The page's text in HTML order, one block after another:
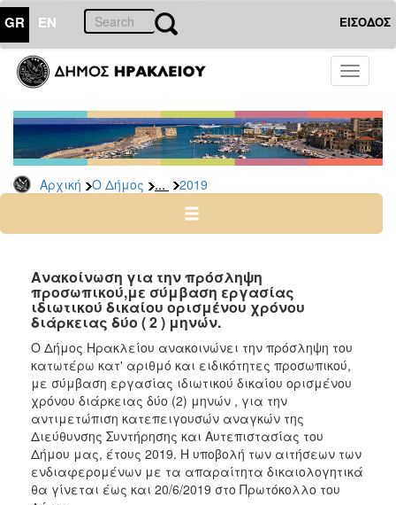
GR EN ΕΙΣΟΔΟΣ
Toggle
Αρχική Ο Δήμος ... 2019
ΔΗΜΟΣ
Προσλήψεις
Αρχείο
2026
2025
2022
2020
2019
2018
2017
2016
2015
2013
Ανακοίνωση για την πρόσληψη
προσωπικού,με σύμβαση εργασίας
ιδιωτικού δικαίου ορισμένου χρόνου
διάρκειας δύο ( 2 ) μηνών.
Ο Δήμος Ηρακλείου ανακοινώνει την πρόσληψη του
κατωτέρω κατ' αριθμό και ειδικότητες προσωπικού,
με σύμβαση εργασίας ιδιωτικού δικαίου ορισμένου
χρόνου διάρκειας δύο (2) μηνών , για την
αντιμετώπιση κατεπειγουσών αναγκών της
Διεύθυνσης Συντήρησης και Αυτεπιστασίας του
Δήμου μας, έτους 2019. Η υποβολή των αιτήσεων των
ενδιαφερομένων με τα απαραίτητα δικαιολογητικά
θα γίνεται έως και 20/6/2019 στο Πρωτόκολλο του